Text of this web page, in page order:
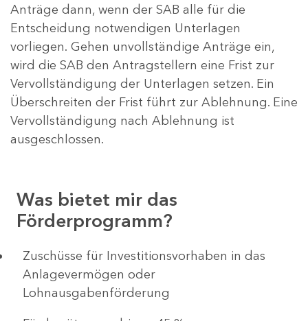
Anträge dann, wenn der SAB alle für die
Entscheidung notwendigen Unterlagen
vorliegen. Gehen unvollständige Anträge ein,
wird die SAB den Antragstellern eine Frist zur
Vervollständigung der Unterlagen setzen. Ein
Überschreiten der Frist führt zur Ablehnung. Eine
Vervollständigung nach Ablehnung ist
ausgeschlossen.
Was bietet mir das
Förderprogramm?
​​​​​​Zuschüsse für Investitionsvorhaben in das
Anlagevermögen oder
Lohnausgabenförderung